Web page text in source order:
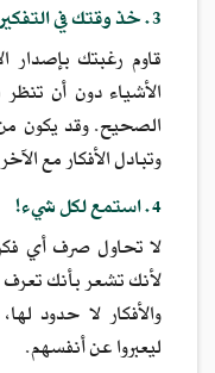
3. خذ وقتك في التفكير في الأشياء الجديدة!
قاوم رغبتك بإصدار
الأشياء دون أن
الصحيح. وقد يكون
وتبادل الأفكار مع
4. استمع لكل شيء!
لا تحاول صرف أي
لأنك تشعر بأنك
والأفكار لا حدود
ليعبروا عن أنفسهم.